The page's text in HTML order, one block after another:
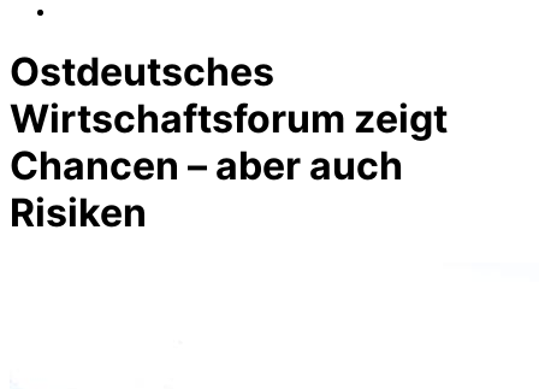
Ostdeutsches
Wirtschaftsforum zeigt
Chancen – aber auch
Risiken